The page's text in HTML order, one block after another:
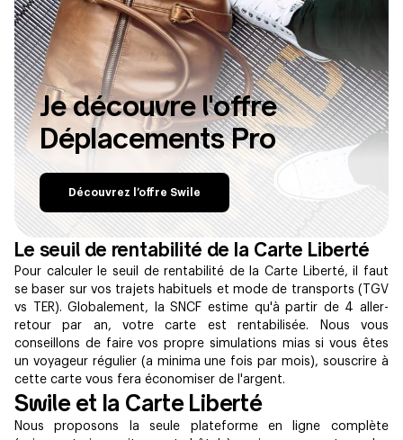
Je découvre l'offre
Déplacements Pro
Découvrez l’offre Swile
Le seuil de rentabilité de la Carte Liberté
Pour calculer le seuil de rentabilité de la Carte Liberté, il faut
se baser sur vos trajets habituels et mode de transports (TGV
vs TER). Globalement, la SNCF estime qu'à partir de 4 aller-
retour par an, votre carte est rentabilisée. Nous vous
conseillons de faire vos propre simulations mias si vous êtes
un voyageur régulier (a minima une fois par mois), souscrire à
cette carte vous fera économiser de l'argent.
Swile et la Carte Liberté
Nous proposons la seule plateforme en ligne complète